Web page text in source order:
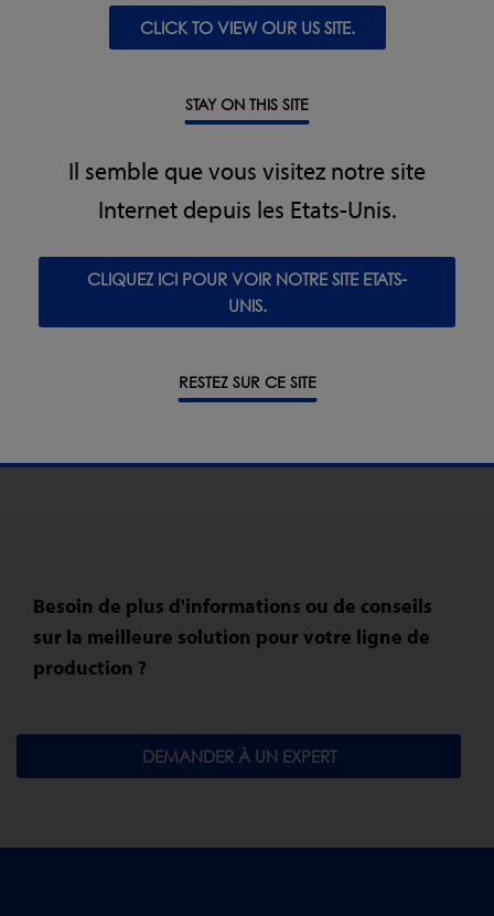
CLICK TO VIEW OUR US SITE.
STAY ON THIS SITE
Il semble que vous visitez notre site
Internet depuis les Etats-Unis.
CLIQUEZ ICI POUR VOIR NOTRE SITE ETATS-
UNIS.
RESTEZ SUR CE SITE
Événements distributeurs directs
Date: 4 - 6 February 2026
Lieu: World Trade Centre Metro Manila
Localisation: Manila, Philippines
Distributeur: Formway Trading & Services
Propak Asia
Localisation: Bangkok, Thailand
Besoin de plus d'informations ou de conseils
sur la meilleure solution pour votre ligne de
production ?
DEMANDER À UN EXPERT